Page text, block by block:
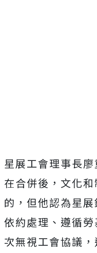
星展工會理事長
在合併後，文化
的，但他認為星
依約處理、遵循
次無視工會協議